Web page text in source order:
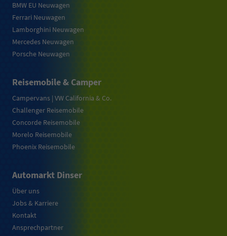
BMW EU Neuwagen
Ferrari Neuwagen
Lamborghini Neuwagen
Mercedes Neuwagen
Porsche Neuwagen
Reisemobile & Camper
Campervans | VW California & Co.
Challenger Reisemobile
Concorde Reisemobile
Morelo Reisemobile
Phoenix Reisemobile
Automarkt Dinser
Über uns
Jobs & Karriere
Kontakt
Ansprechpartner